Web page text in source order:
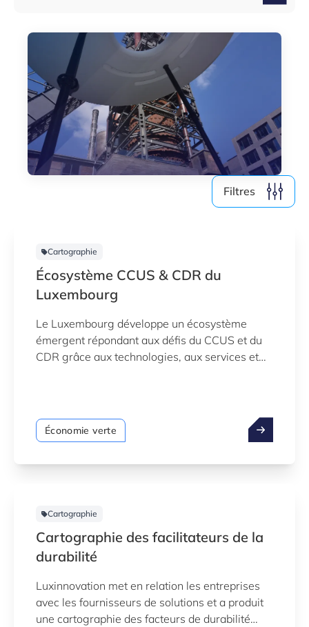
Filtres
Filtre par année
2026
2025
2024
2023
Cartographie
Écosystème CCUS & CDR du
Luxembourg
Le Luxembourg développe un écosystème
émergent répondant aux défis du CCUS et du
CDR grâce aux technologies, aux services et
Luxinnovation, en collaboration avec le
ministère de l’Environnement, a développé une
Économie verte
Cartographie
Cartographie des facilitateurs de la
durabilité
Luxinnovation met en relation les entreprises
avec les fournisseurs de solutions et a produit
une cartographie des facteurs de durabilité